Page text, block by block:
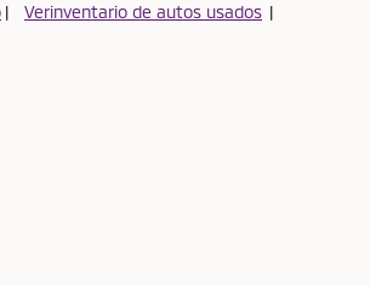
| Verinventario de autos usados |